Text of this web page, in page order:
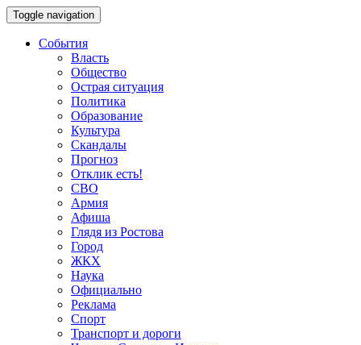
Toggle navigation
События
Власть
Общество
Острая ситуация
Политика
Образование
Культура
Скандалы
Прогноз
Отклик есть!
СВО
Армия
Афиша
Глядя из Ростова
Город
ЖКХ
Наука
Официально
Реклама
Спорт
Транспорт и дороги